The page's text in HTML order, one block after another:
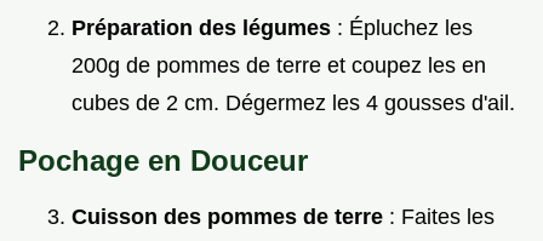
Préparation des légumes : Épluchez les
200g de pommes de terre et coupez les en
cubes de 2 cm. Dégermez les 4 gousses d'ail.
Pochage en Douceur
Cuisson des pommes de terre : Faites les